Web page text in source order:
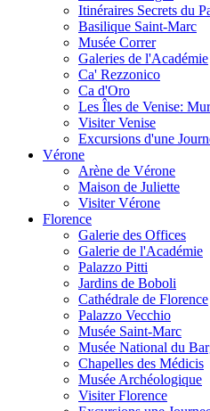
Itinéraires Secrets du
Basilique Saint-Marc
Musée Correr
Galeries de l'Académie
Ca' Rezzonico
Ca d'Oro
Les Îles de Venise:
Visiter Venise
Excursions d'une
Vérone
Arène de Vérone
Maison de Juliette
Visiter Vérone
Florence
Galerie des Offices
Galerie de l'Académie
Palazzo Pitti
Jardins de Boboli
Cathédrale de Florence
Palazzo Vecchio
Musée Saint-Marc
Musée National du
Chapelles des Médicis
Musée Archéologique
Visiter Florence